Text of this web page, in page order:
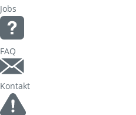
Jobs
FAQ
Kontakt